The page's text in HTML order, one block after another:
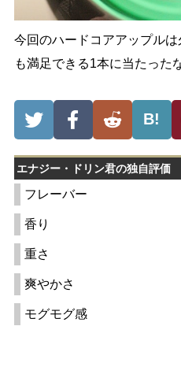
今回のハードコアアップル
も満足できる1本に当たった
B!
エナジー・ドリン君の独自評価
フレーバー
香り
重さ
爽やかさ
モグモグ感